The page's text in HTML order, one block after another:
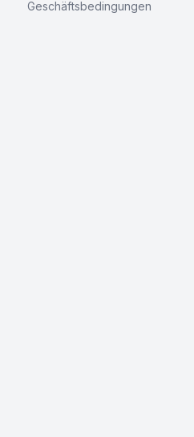
Geschäftsbedingungen